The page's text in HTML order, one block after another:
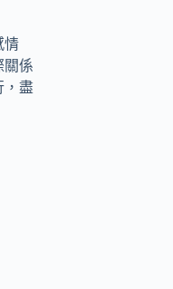
情
關係
，盡